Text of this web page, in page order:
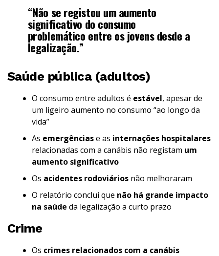
“Não se registou um aumento
significativo do consumo
problemático entre os jovens desde a
legalização.”
Saúde pública (adultos)
O consumo entre adultos é estável, apesar de
um ligeiro aumento no consumo “ao longo da
vida”
As emergênciase as internações hospitalares
relacionadas com a canábis não registam um
aumento significativo
Os acidentes rodoviários não melhoraram
O relatório conclui que não há grande impacto
na saúde da legalização a curto prazo
Crime
Os crimes relacionados com a canábis